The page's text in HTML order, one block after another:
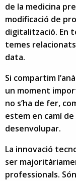
de la medicina
modificació de
digitalització. En
temes
data.
Si compartim
un moment
no s’ha de fer,
estem en camí
desenvolupar.
La innovació
ser
professionals.